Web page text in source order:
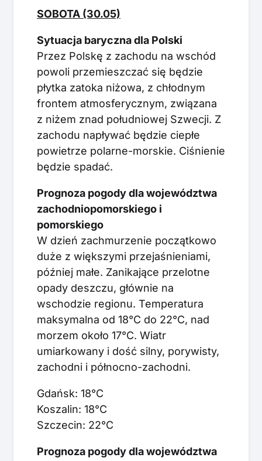
SOBOTA (30.05)
Sytuacja baryczna dla Polski
Przez Polskę z zachodu na wschód
powoli przemieszczać się będzie
płytka zatoka niżowa, z chłodnym
frontem atmosferycznym, związana
z niżem znad południowej Szwecji. Z
zachodu napływać będzie ciepłe
powietrze polarne-morskie. Ciśnienie
będzie spadać.
Prognoza pogody dla województwa
zachodniopomorskiego i
pomorskiego
W dzień zachmurzenie początkowo
duże z większymi przejaśnieniami,
później małe. Zanikające przelotne
opady deszczu, głównie na
wschodzie regionu. Temperatura
maksymalna od 18°C do 22°C, nad
morzem około 17°C. Wiatr
umiarkowany i dość silny, porywisty,
zachodni i północno-zachodni.
Gdańsk: 18°C
Koszalin: 18°C
Szczecin: 22°C
Prognoza pogody dla województwa